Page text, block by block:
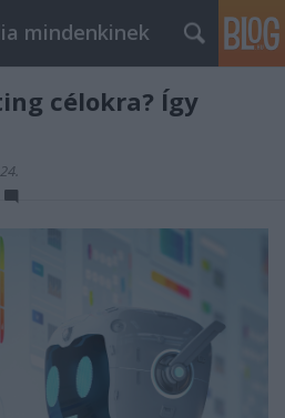
mindenkinek
célokra? Így